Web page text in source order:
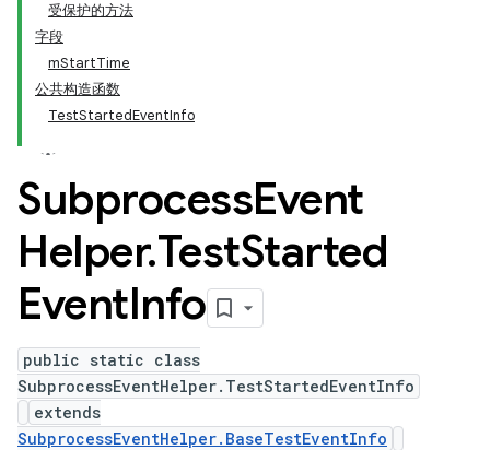
受保护的方法
字段
mStartTime
公共构造函数
TestStartedEventInfo
SubprocessEvent
Helper.TestStarted
EventInfo
public static class
SubprocessEventHelper.TestStartedEventInfo
extends
SubprocessEventHelper.BaseTestEventInfo